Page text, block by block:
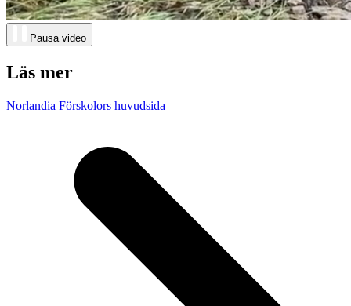
Pausa video
Läs mer
Norlandia Förskolors huvudsida